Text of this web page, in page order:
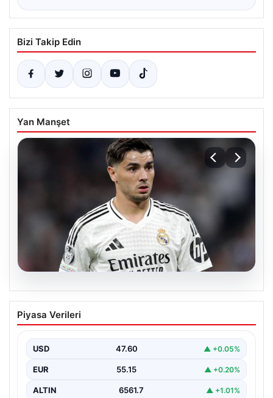
Bizi Takip Edin
Yan Manşet
05.08.2026
Beşiktaş’ın sağ kanat arayışında
İspanya rotası: Real Madrid’den sürpriz
Muhammed Salah için sürdürülen görüşmelerin son
alternatif çözümlere hız…
Piyasa Verileri
USD 47.60 ▲ +0.05%
EUR 55.15 ▲ +0.20%
ALTIN 6561.7 ▲ +1.01%